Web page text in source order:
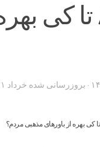
کی
· بروزرسانی شده خرداد ۲۱, ۱۴۰۴